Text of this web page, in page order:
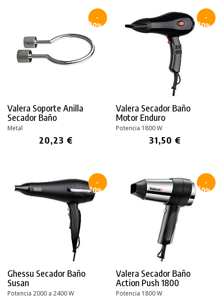
-
30%
Valera Soporte Anilla
Secador Baño
Metal
20,23 €
-
30%
Valera Secador Baño
Motor Enduro
Potencia 1800 W
31,50 €
-
30%
Ghessu Secador Baño
Susan
Potencia 2000 a 2400 W
-
30%
Valera Secador Baño
Action Push 1800
Potencia 1800 W